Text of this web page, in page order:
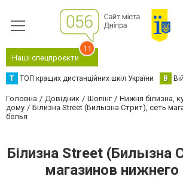
Наші спецпроєкти
11
Т ТОП кращих дистанційних шкіл України В
Головна Довідник Шопінг
Нижня білизна,
дому
Білизна Street (Билызна Стрит), сеть
белья
Білизна Street (Билызна
магазинов нижнего